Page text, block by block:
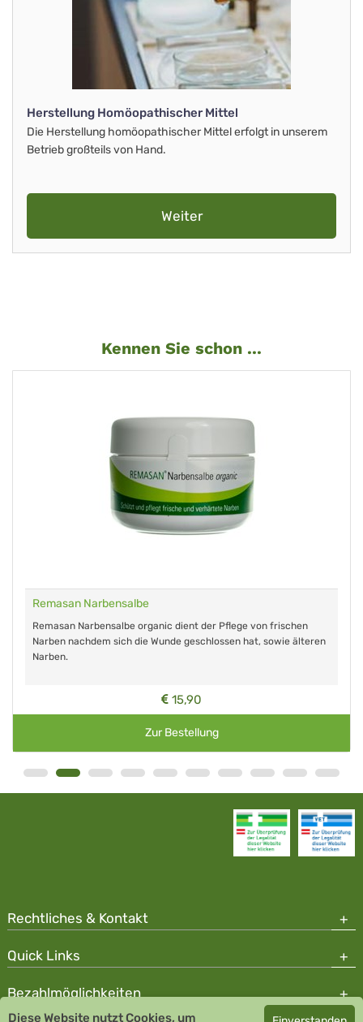
Herstellung Homöopathischer Mittel
Die Herstellung homöopathischer Mittel erfolgt in unserem
Betrieb großteils von Hand.
Weiter
Kennen Sie schon ...
Remasan Narbensalbe
Remasan Narbensalbe organic dient der Pflege von frischen
Narben nachdem sich die Wunde geschlossen hat, sowie älteren
Narben.
15,90
Zur Bestellung
Rechtliches & Kontakt
Quick Links
Bezahlmöglichkeiten
Diese Website nutzt Cookies, um